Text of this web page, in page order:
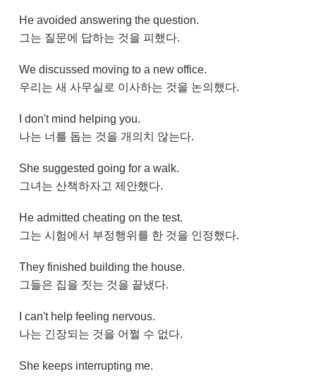
He avoided answering the question.
그는 질문에 답하는 것을 피했다.
We discussed moving to a new office.
우리는 새 사무실로 이사하는 것을 논의했다.
I don't mind helping you.
나는 너를 돕는 것을 개의치 않는다.
She suggested going for a walk.
그녀는 산책하자고 제안했다.
He admitted cheating on the test.
그는 시험에서 부정행위를 한 것을 인정했다.
They finished building the house.
그들은 집을 짓는 것을 끝냈다.
I can't help feeling nervous.
나는 긴장되는 것을 어쩔 수 없다.
She keeps interrupting me.